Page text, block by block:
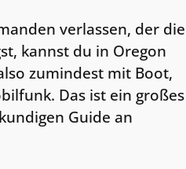
verlassen, der die
kannst du in Oregon
zumindest mit Boot,
Das ist ein großes
Guide an